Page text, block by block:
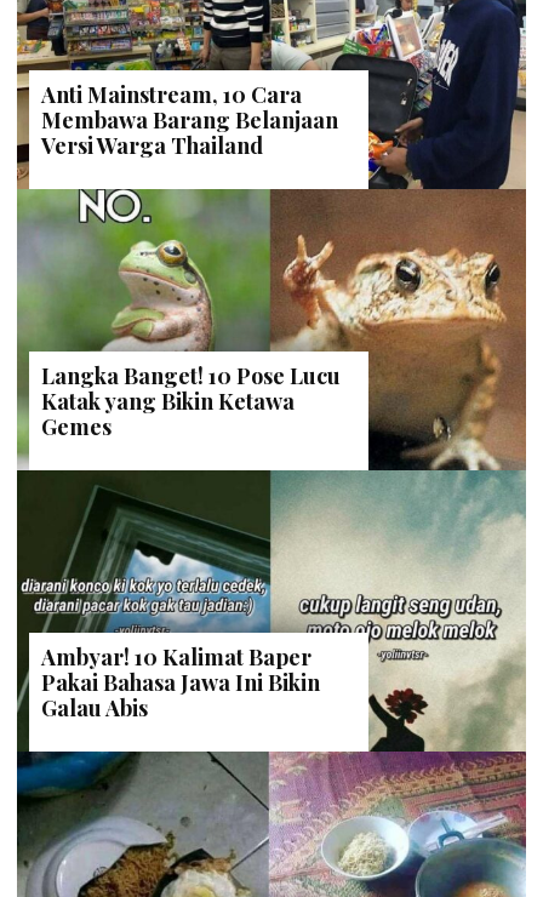
Anti Mainstream, 10 Cara
Membawa Barang Belanjaan
Versi Warga Thailand
Langka Banget! 10 Pose Lucu
Katak yang Bikin Ketawa
Gemes
Ambyar! 10 Kalimat Baper
Pakai Bahasa Jawa Ini Bikin
Galau Abis